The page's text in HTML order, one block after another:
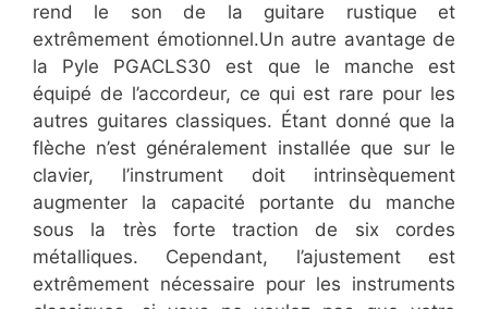
rend le son de la guitare rustique et
extrêmement émotionnel.Un autre avantage de
la Pyle PGACLS30 est que le manche est
équipé de l’accordeur, ce qui est rare pour les
autres guitares classiques. Étant donné que la
flèche n’est généralement installée que sur le
clavier, l’instrument doit intrinsèquement
augmenter la capacité portante du manche
sous la très forte traction de six cordes
métalliques. Cependant, l’ajustement est
extrêmement nécessaire pour les instruments